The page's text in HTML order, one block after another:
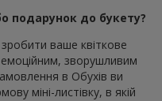
подарунок до букету?
ваше квіткове
зворушливим
в Обухів ви
міні-листівку, в якій